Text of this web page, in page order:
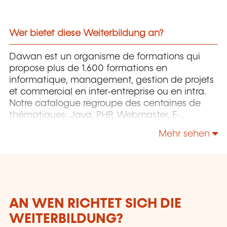
Wer bietet diese Weiterbildung an?
Dawan est un organisme de formations qui
propose plus de 1.600 formations en
informatique, management, gestion de projets
et commercial en inter-entreprise ou en intra.
Notre catalogue regroupe des centaines de
thématiques: Java, PHP, Webmaster, E-
Mehr sehen
AN WEN RICHTET SICH DIE
WEITERBILDUNG?